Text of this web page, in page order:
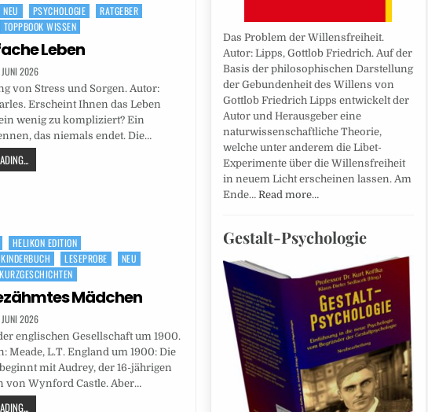
NEU PSYCHOLOGIE
RATGEBER
TOPPBOOK WISSEN
Leben
JUNI 2026
von Stress und Sorgen. Autor:
Erscheint Ihnen das Leben
wenig zu kompliziert? Ein
das niemals endet. Die…
HELIKON EDITION
LESEPROBE
NEU
Mädchen
JUNI 2026
englischen Gesellschaft um 1900.
Meade, L.T. England um 1900: Die
mit Audrey, der 16-jährigen
von Wynford Castle. Aber…
Das Problem der Willensfreiheit.
Autor: Lipps, Gottlob Friedrich. Auf der
Basis der philosophischen Darstellung
der Gebundenheit des Willens von
Gottlob Friedrich Lipps entwickelt der
Autor und Herausgeber eine
naturwissenschaftliche Theorie,
welche unter anderem die Libet-
Experimente über die Willensfreiheit
in neuem Licht erscheinen lassen. Am
Ende… Read more…
Gestalt-Psychologie